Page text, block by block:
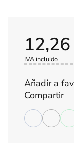
IVA incluido
Añadir a
Compartir